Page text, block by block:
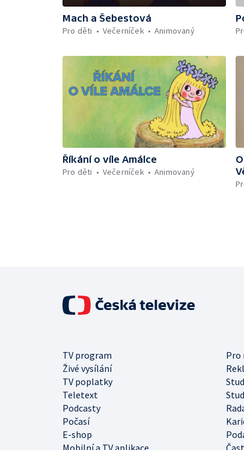
Mach a Šebestová
Pro děti
Večerníček Animovaný
Říkání o víle Amálce
Pro děti
Večerníček Animovaný
TV program
Pro
Živé vysílání
TV poplatky
Teletext
Podcasty
Počasí
E-shop
Mobilní a TV aplikace